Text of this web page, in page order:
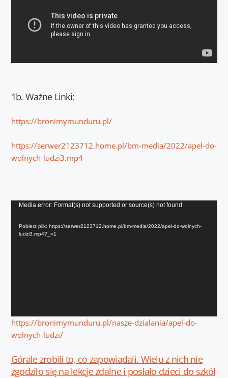
1b. Ważne Linki:
https://bronimymunduru.pl/
https://serwer2123712.home.pl/bm-media/2022/apel-do-
wolnych-ludzi3.mp4
Odtwarzacz
Media error: Format(s) not supported or source(s) not found
Pobierz plik: https://serwer2123712.home.pl/bm-media/2022/apel-do-wolnych-
ludzi3.mp4?_=1
https://bronimymunduru.pl/nasze-dzialania/apel-do-
wolnych-ludzi/
Górale zrobili to, co zapowiadali. Wielu z nich nie
zgodziło się na lekcje zdalne i posłało dzieci do szkół